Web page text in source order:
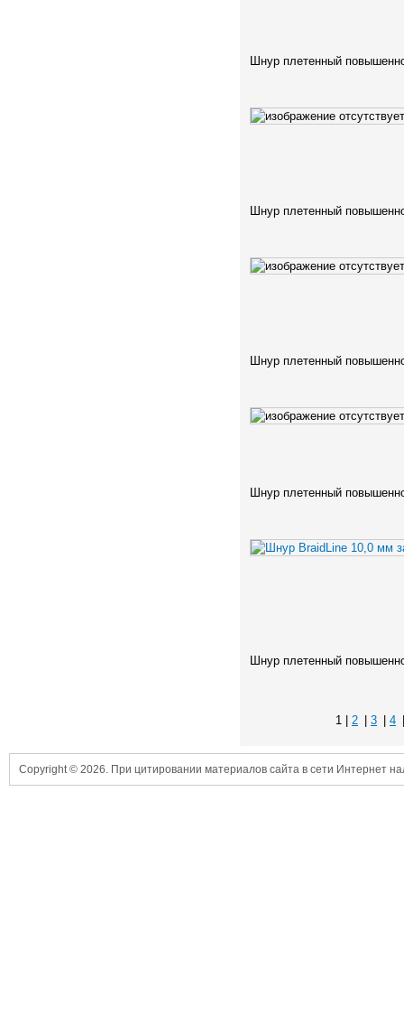
Шнур плетенный
Шнур плетенный
Шнур плетенный
Шнур плетенный
Шнур плетенный
1 | 2 3 4
Copyright © 2026. При цитировании материалов сайта в сети Интернет